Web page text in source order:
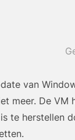
van
meer. De VM
te herstellen